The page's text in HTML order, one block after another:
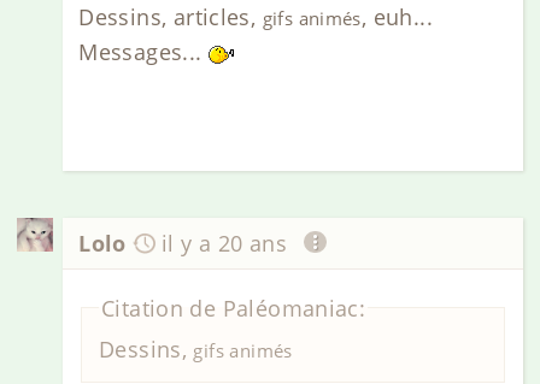
Dessins, articles, gifs animés, euh...
Messages...
Lolo il y a 20 ans
Citation de Paléomaniac:
Dessins, gifs animés